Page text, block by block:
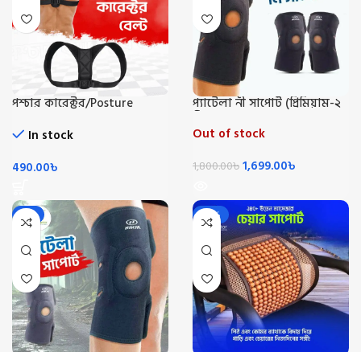
পশ্চার কারেক্টর/Posture
In stock
490.00৳
প্যাটেলা নী সাপোর্ট (প্রিমিয়াম-২
পিস)
Out of stock
1,800.00৳1,699.00৳
-6% -30%